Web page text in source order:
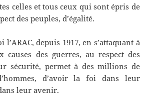
celles et tous ceux qui sont épris de
des peuples, d’égalité.
depuis 1917, en s’attaquant à
causes des guerres, au respect des
sécurité, permet à des millions de
d’avoir la foi dans leur
leur avenir.